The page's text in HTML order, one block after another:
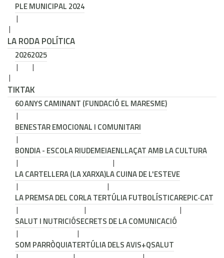
PLE MUNICIPAL 2024
LA RODA POLÍTICA
20262025
TIKTAK
60 ANYS CAMINANT (FUNDACIÓ EL MARESME)
BENESTAR EMOCIONAL I COMUNITARI
BONDIA - ESCOLA RIUDEMEIAENLLAÇAT AMB LA CULTURA
LA CARTELLERA (LA XARXA)LA CUINA DE L'ESTEVE
LA PREMSA DEL CORLA TERTÚLIA FUTBOLÍSTICAREPIC·CAT
SALUT I NUTRICIÓSECRETS DE LA COMUNICACIÓ
SOM PARRÒQUIATERTÚLIA DELS AVIS+QSALUT